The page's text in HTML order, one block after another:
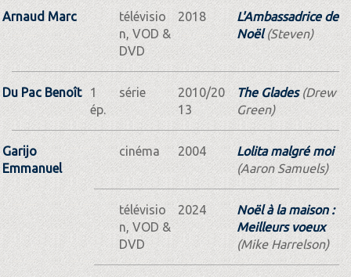
Arnaud Marc
télévisio
n, VOD &
DVD
2018
L'Ambassadrice de
Noël(Steven)
Du Pac Benoît
1
ép.
série
2010/20
13
The Glades(Drew
Green)
Garijo
Emmanuel
cinéma 2004
Lolita malgré moi
(Aaron Samuels)
télévisio
n, VOD &
DVD
2024
Noël à la maison :
Meilleurs voeux
(Mike Harrelson)